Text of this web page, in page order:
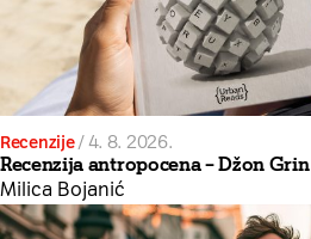
Recenzije/4. 8. 2026.
Recenzija antropocena – Džon Grin
Milica Bojanić